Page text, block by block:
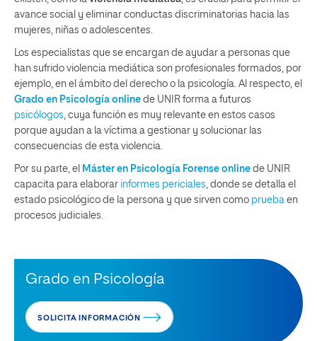
avance social y eliminar conductas discriminatorias hacia las
mujeres, niñas o adolescentes.
Los especialistas que se encargan de ayudar a personas que
han sufrido violencia mediática son profesionales formados, por
ejemplo, en el ámbito del derecho o la psicología. Al respecto, el
Grado en Psicología online de UNIR forma a futuros
psicólogos , cuya función es muy relevante en estos casos
porque ayudan a la víctima a gestionar y solucionar las
consecuencias de esta violencia.
Por su parte, el Máster en Psicología Forense online de UNIR
capacita para elaborar informes periciales , donde se detalla el
estado psicológico de la persona y que sirven como prueba en
procesos judiciales.
Grado en Psicología
SOLICITA INFORMACIÓN